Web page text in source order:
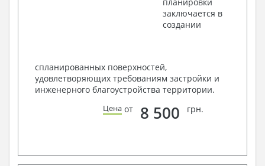
заключается в
создании
спланированных поверхностей,
удовлетворяющих требованиям застройки и
инженерного благоустройства территории.
Цена от 8 500 грн.